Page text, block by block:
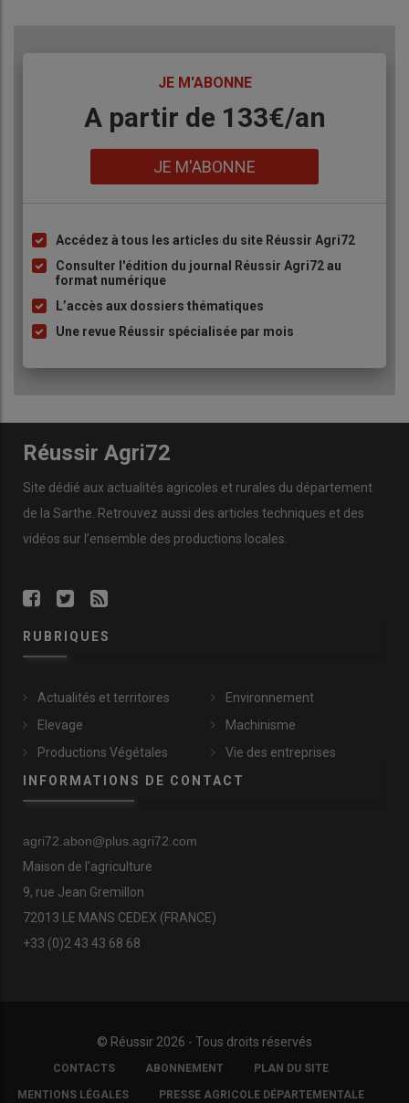
JE M'ABONNE
BodyA partir de 133€/an
JE M'ABONNE
Liste
à
puce
Accédez à tous les articles du site Réussir Agri72
Consulter l'édition du journal Réussir Agri72 au
format numérique
L’accès aux dossiers thématiques
Une revue Réussir spécialisée par mois
Réussir Agri72
Site dédié aux actualités agricoles et rurales du département
de la Sarthe. Retrouvez aussi des articles techniques et des
vidéos sur l’ensemble des productions locales.
RUBRIQUES
Actualités et territoires
Elevage
Productions Végétales
Environnement
Machinisme
Vie des entreprises
INFORMATIONS DE CONTACT
agri72.abon@plus.agri72.com
Maison de l'agriculture
9, rue Jean Gremillon
72013 LE MANS CEDEX (FRANCE)
+33 (0)2 43 43 68 68
© Réussir 2026 - Tous droits réservés
FOOTER
COPYRIGHT
CONTACTS ABONNEMENT PLAN DU SITE
MENTIONS LÉGALES PRESSE AGRICOLE DÉPARTEMENTALE